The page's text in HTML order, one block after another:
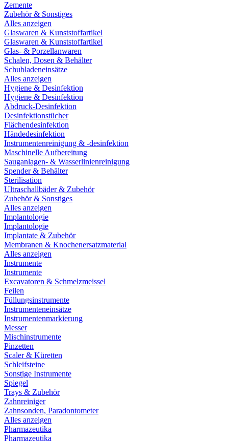
Zemente
Zubehör & Sonstiges
Alles anzeigen
Glaswaren & Kunststoffartikel
Glaswaren & Kunststoffartikel
Glas- & Porzellanwaren
Schalen, Dosen & Behälter
Schubladeneinsätze
Alles anzeigen
Hygiene & Desinfektion
Hygiene & Desinfektion
Abdruck-Desinfektion
Desinfektionstücher
Flächendesinfektion
Händedesinfektion
Instrumentenreinigung & -desinfektion
Maschinelle Aufbereitung
Sauganlagen- & Wasserlinienreinigung
Spender & Behälter
Sterilisation
Ultraschallbäder & Zubehör
Zubehör & Sonstiges
Alles anzeigen
Implantologie
Implantologie
Implantate & Zubehör
Membranen & Knochenersatzmaterial
Alles anzeigen
Instrumente
Instrumente
Excavatoren & Schmelzmeissel
Feilen
Füllungsinstrumente
Instrumenteneinsätze
Instrumentenmarkierung
Messer
Mischinstrumente
Pinzetten
Scaler & Küretten
Schleifsteine
Sonstige Instrumente
Spiegel
Trays & Zubehör
Zahnreiniger
Zahnsonden, Paradontometer
Alles anzeigen
Pharmazeutika
Pharmazeutika